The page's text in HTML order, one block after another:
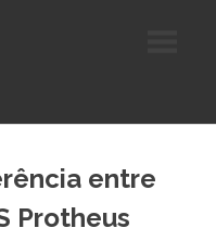
entre
Protheus